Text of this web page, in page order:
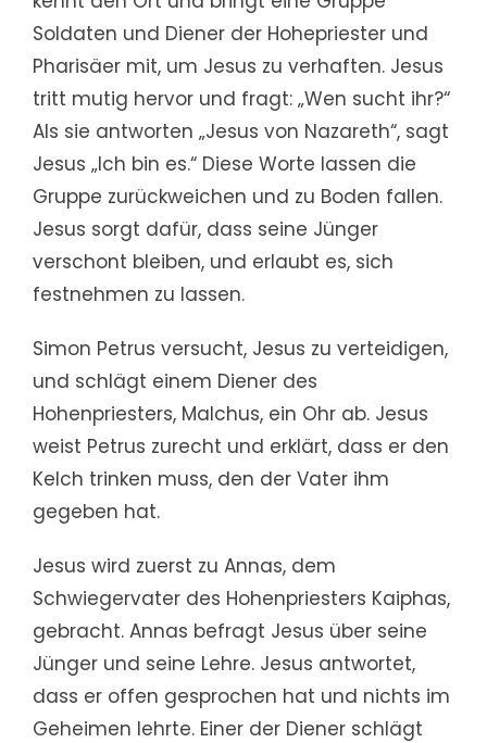
Soldaten und Diener der Hohepriester und
Pharisäer mit, um Jesus zu verhaften. Jesus
tritt mutig hervor und fragt: „Wen sucht ihr?“
Als sie antworten „Jesus von Nazareth“, sagt
Jesus „Ich bin es.“ Diese Worte lassen die
Gruppe zurückweichen und zu Boden fallen.
Jesus sorgt dafür, dass seine Jünger
verschont bleiben, und erlaubt es, sich
festnehmen zu lassen.
Simon Petrus versucht, Jesus zu verteidigen,
und schlägt einem Diener des
Hohenpriesters, Malchus, ein Ohr ab. Jesus
weist Petrus zurecht und erklärt, dass er den
Kelch trinken muss, den der Vater ihm
gegeben hat.
Jesus wird zuerst zu Annas, dem
Schwiegervater des Hohenpriesters Kaiphas,
gebracht. Annas befragt Jesus über seine
Jünger und seine Lehre. Jesus antwortet,
dass er offen gesprochen hat und nichts im
Geheimen lehrte. Einer der Diener schlägt